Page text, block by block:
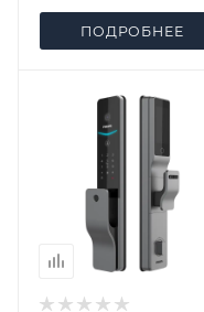
ПОДРОБНЕЕ